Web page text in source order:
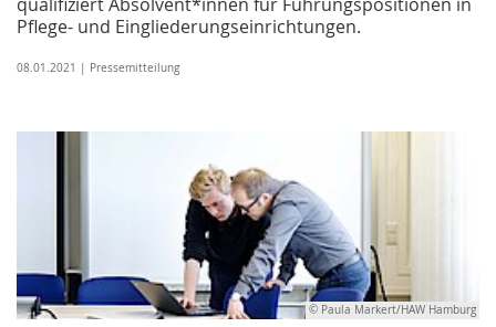
Pflege- und Eingliederungseinrichtungen.
08.01.2021 | Pressemitteilung
© Paula Markert/HAW Hamburg